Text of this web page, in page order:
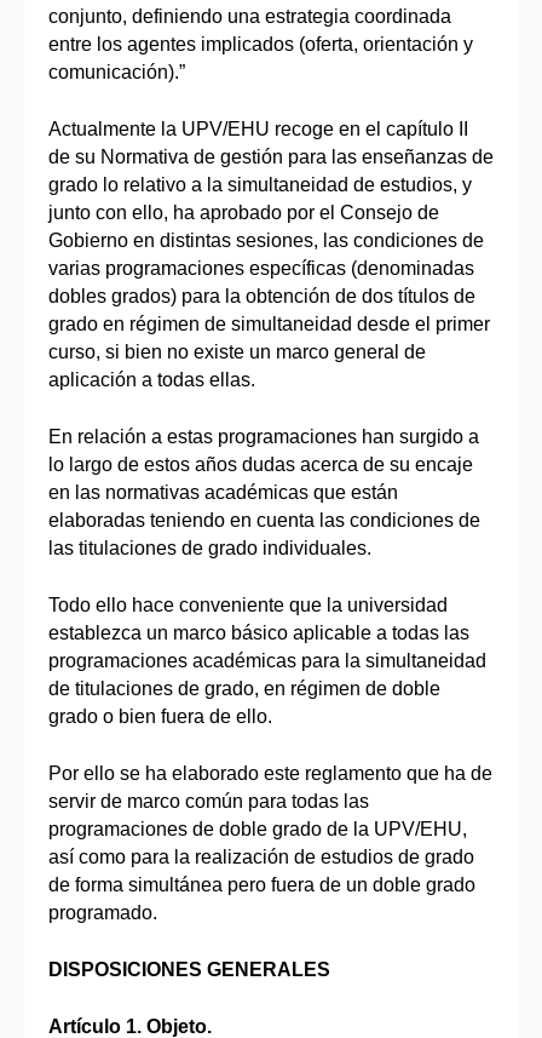
conjunto, definiendo una estrategia coordinada
entre los agentes implicados (oferta, orientación y
comunicación).”
Actualmente la UPV/EHU recoge en el capítulo II
de su Normativa de gestión para las enseñanzas de
grado lo relativo a la simultaneidad de estudios, y
junto con ello, ha aprobado por el Consejo de
Gobierno en distintas sesiones, las condiciones de
varias programaciones específicas (denominadas
dobles grados) para la obtención de dos títulos de
grado en régimen de simultaneidad desde el primer
curso, si bien no existe un marco general de
aplicación a todas ellas.
En relación a estas programaciones han surgido a
lo largo de estos años dudas acerca de su encaje
en las normativas académicas que están
elaboradas teniendo en cuenta las condiciones de
las titulaciones de grado individuales.
Todo ello hace conveniente que la universidad
establezca un marco básico aplicable a todas las
programaciones académicas para la simultaneidad
de titulaciones de grado, en régimen de doble
grado o bien fuera de ello.
Por ello se ha elaborado este reglamento que ha de
servir de marco común para todas las
programaciones de doble grado de la UPV/EHU,
así como para la realización de estudios de grado
de forma simultánea pero fuera de un doble grado
programado.
DISPOSICIONES GENERALES
Artículo 1. Objeto.